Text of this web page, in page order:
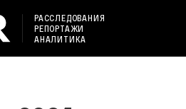
РАССЛЕДОВАНИЯ
РЕПОРТАЖИ
АНАЛИТИКА